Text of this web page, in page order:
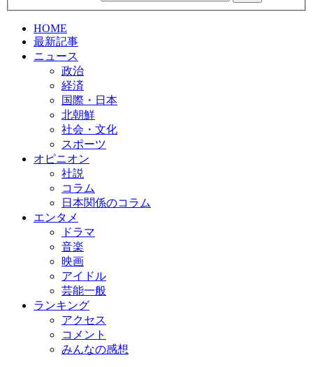
HOME
最新記事
ニュース
政治
経済
国際・日本
北朝鮮
社会・文化
スポーツ
オピニオン
社説
コラム
日本関係のコラム
エンタメ
ドラマ
音楽
映画
アイドル
芸能一般
ランキング
アクセス
コメント
みんなの感想